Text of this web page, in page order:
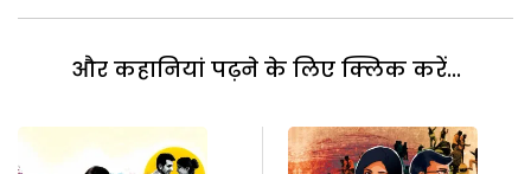
और कहानियां पढ़ने के लिए क्लिक करें...